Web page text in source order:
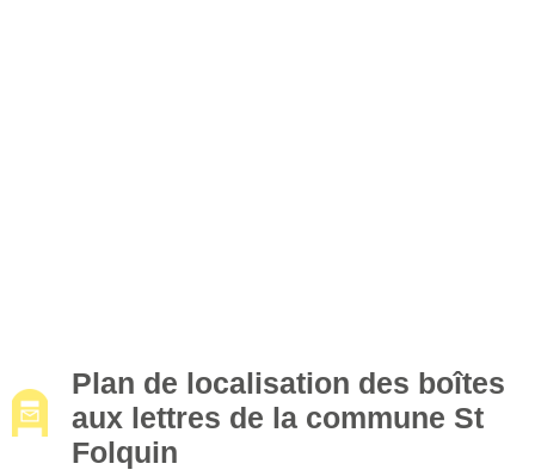
Plan de localisation des boîtes
aux lettres de la commune St
Folquin